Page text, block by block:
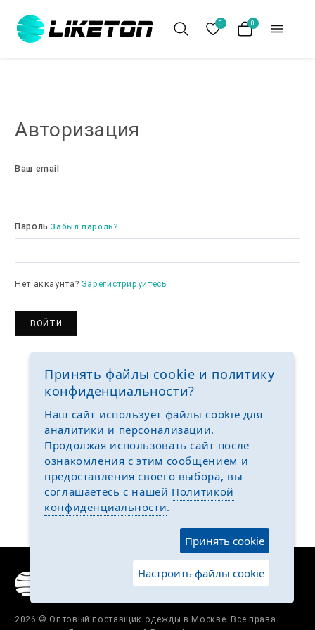
0 0
Авторизация
Ваш email
ПарольЗабыл пароль?
Нет аккаунта? Зарегистрируйтесь
ВОЙТИ
2026 © Оптовый поставщик одежды в Москве. Все права
Принять файлы cookie и политику
конфиденциальности?
Наш сайт использует файлы cookie для
аналитики и персонализации.
Продолжая использовать сайт после
ознакомления с этим сообщением и
предоставления своего выбора, вы
соглашаетесь с нашей Политикой
конфиденциальности.
Принять cookie
Настроить файлы cookie